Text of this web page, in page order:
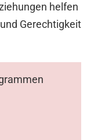
helfen
Gerechtigkeit